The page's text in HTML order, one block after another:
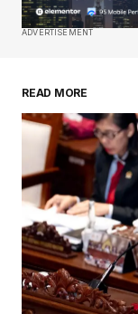
ADVERTISEMENT
READ MORE